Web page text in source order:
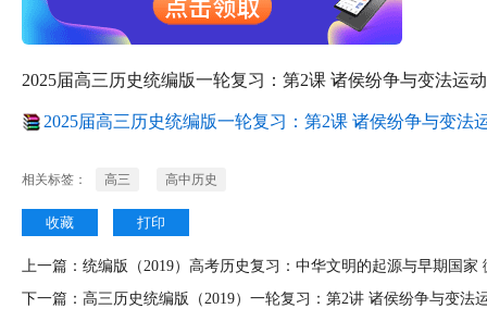
2025届高三历史统编版一轮复习：第2课 诸侯纷争与变法运
2025届高三历史统编版一轮复习：第2课 诸侯纷争与变法
相关标签： 高三 高中历史
收藏 打印
上一篇： 统编版（2019）高考历史复习：中华文明的起源与早期国家
下一篇： 高三历史统编版（2019）一轮复习：第2讲 诸侯纷争与变法